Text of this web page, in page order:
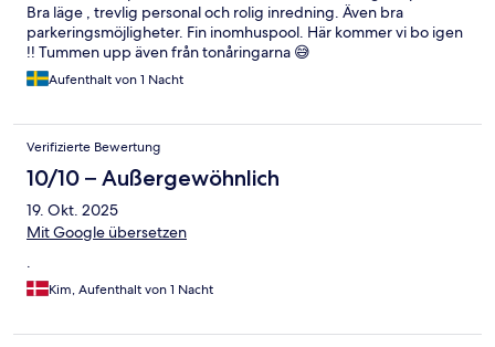
Bra läge , trevlig personal och rolig inredning. Även bra
parkeringsmöjligheter. Fin inomhuspool. Här kommer vi bo igen
!! Tummen upp även från tonåringarna 😅
Aufenthalt von 1 Nacht
Verifizierte Bewertung
10/10 – Außergewöhnlich
19. Okt. 2025
Mit Google übersetzen
.
Kim, Aufenthalt von 1 Nacht